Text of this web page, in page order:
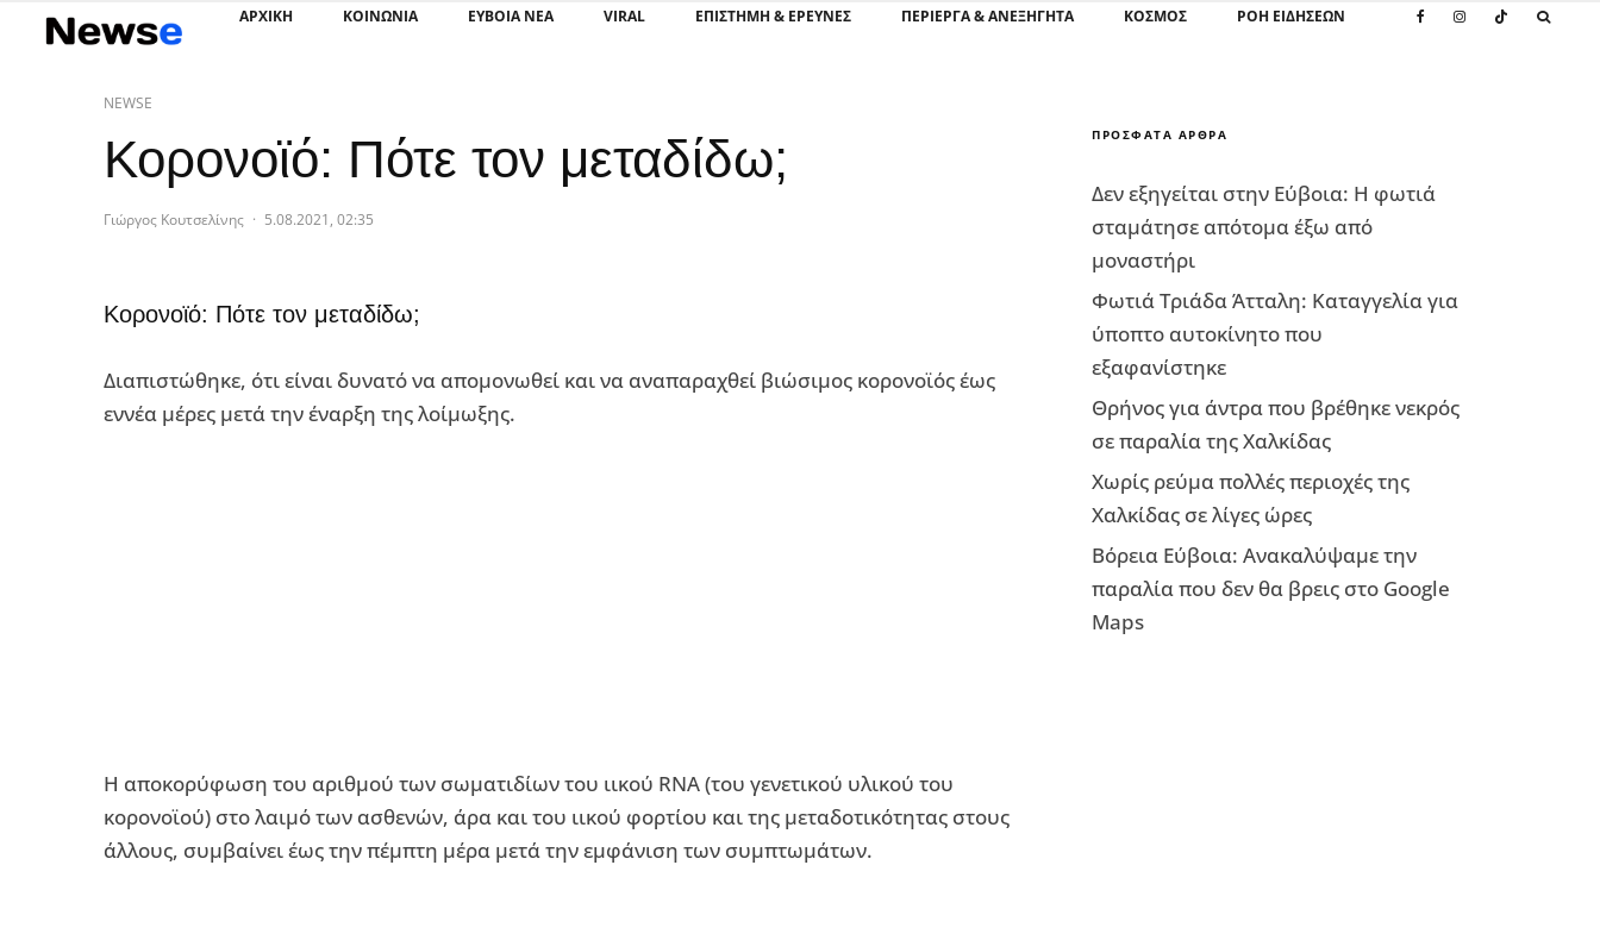
ΑΡΧΙΚΗ ΚΟΙΝΩΝΙΑ ΕΥΒΟΙΑ ΝΕΑ VIRAL ΕΠΙΣΤΉΜΗ & ΈΡΕΥΝΕΣ ΠΕΡΊΕΡΓΑ & ΑΝΕΞΉΓΗΤΑ ΚΌΣΜΟΣ ΡΟΗ ΕΙΔΗΣΕΩΝ
NEWSE
Κορονοϊό: Πότε τον μεταδίδω;
Γιώργος Κουτσελίνης · 5.08.2021, 02:35
Κορονοϊό: Πότε τον μεταδίδω;
Διαπιστώθηκε, ότι είναι δυνατό να απομονωθεί και να αναπαραχθεί βιώσιμος κορονοϊός έως
εννέα μέρες μετά την έναρξη της λοίμωξης.
Η αποκορύφωση του αριθμού των σωματιδίων του ιικού RNA (του γενετικού υλικού του
κορονοϊού) στο λαιμό των ασθενών, άρα και του ιικού φορτίου και της μεταδοτικότητας στους
άλλους, συμβαίνει έως την πέμπτη μέρα μετά την εμφάνιση των συμπτωμάτων.
ΠΡΌΣΦΑΤΑ ΆΡΘΡΑ
Δεν εξηγείται στην Εύβοια: Η φωτιά
σταμάτησε απότομα έξω από
μοναστήρι
Φωτιά Τριάδα Άτταλη: Καταγγελία για
ύποπτο αυτοκίνητο που
εξαφανίστηκε
Θρήνος για άντρα που βρέθηκε νεκρός
σε παραλία της Χαλκίδας
Χωρίς ρεύμα πολλές περιοχές της
Χαλκίδας σε λίγες ώρες
Βόρεια Εύβοια: Ανακαλύψαμε την
παραλία που δεν θα βρεις στο Google
Maps